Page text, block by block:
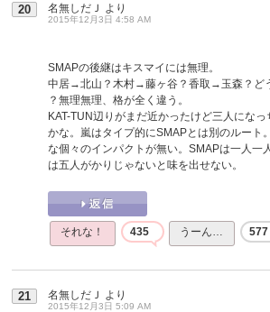
20 名無しだＪ より
2015年12月3日 4:58 AM
SMAPの後継はキスマイには無理。
中居→北山？木村→藤ヶ谷？香取→玉森？ど
？無理無理、格が全く違う。
KAT-TUN辺りがまだ近かったけど三人にな
かな。嵐はタイプ的にSMAPとは別のルート
な個々のインパクトが無い。SMAPは一人一
は五人がかりじゃないと味を出せない。
それな！ 435 うーん… 577
21 名無しだＪ より
2015年12月3日 5:09 AM